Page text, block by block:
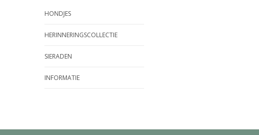
HONDJES
HERINNERINGSCOLLECTIE
SIERADEN
INFORMATIE